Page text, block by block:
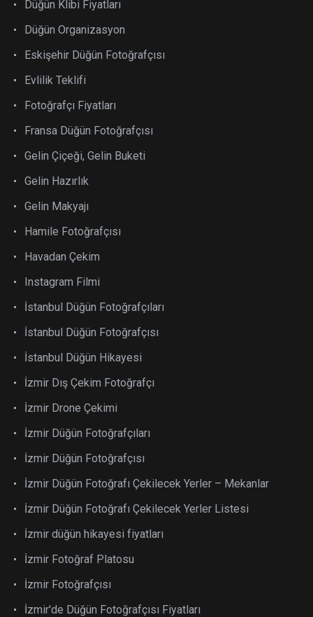
Düğün Klibi Fiyatları
Düğün Organizasyon
Eskişehir Düğün Fotoğrafçısı
Evlilik Teklifi
Fotoğrafçı Fiyatları
Fransa Düğün Fotoğrafçısı
Gelin Çiçeği, Gelin Buketi
Gelin Hazırlık
Gelin Makyajı
Hamile Fotoğrafçısı
Havadan Çekim
Instagram Filmi
İstanbul Düğün Fotoğrafçıları
İstanbul Düğün Fotoğrafçısı
İstanbul Düğün Hikayesi
İzmir Dış Çekim Fotoğrafçı
İzmir Drone Çekimi
İzmir Düğün Fotoğrafçıları
İzmir Düğün Fotoğrafçısı
İzmir Düğün Fotoğrafı Çekilecek Yerler – Mekanlar
İzmir Düğün Fotoğrafı Çekilecek Yerler Listesi
İzmir düğün hikayesi fiyatları
İzmir Fotoğraf Platosu
İzmir Fotoğrafçısı
İzmir'de Düğün Fotoğrafçısı Fiyatları